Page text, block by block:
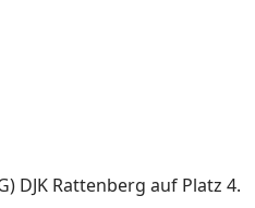
DJK Rattenberg auf Platz 4.